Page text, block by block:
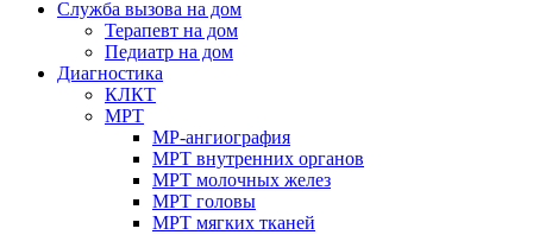
Служба вызова на дом
Терапевт на дом
Педиатр на дом
Диагностика
КЛКТ
МРТ
МР-ангиография
МРТ внутренних органов
МРТ молочных желез
МРТ головы
МРТ мягких тканей